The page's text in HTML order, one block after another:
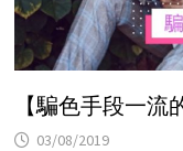
【騙色手段一流
03/08/2019